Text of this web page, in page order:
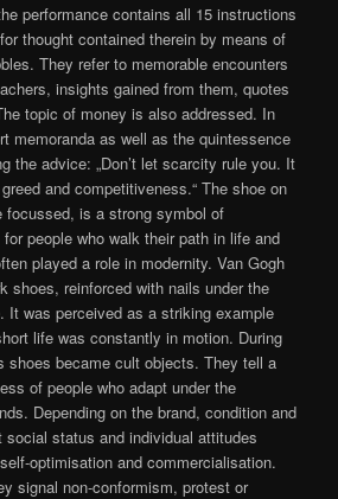
performance contains all 15 instructions
thought contained therein by means of
They refer to memorable encounters
insights gained from them, quotes
topic of money is also addressed. In
memoranda as well as the quintessence
the advice: „Don’t let scarcity rule you. It
and competitiveness.“ The shoe on
focussed, is a strong symbol of
people who walk their path in life and
played a role in modernity. Van Gogh
shoes, reinforced with nails under the
It was perceived as a striking example
life was constantly in motion. During
shoes became cult objects. They tell a
of people who adapt under the
Depending on the brand, condition and
social status and individual attitudes
optimisation and commercialisation.
signal non-conformism, protest or